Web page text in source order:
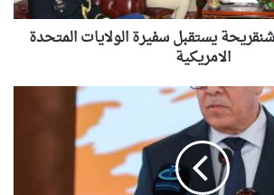
يستقبل سفيرة الولايات المتحدة
الامريكية